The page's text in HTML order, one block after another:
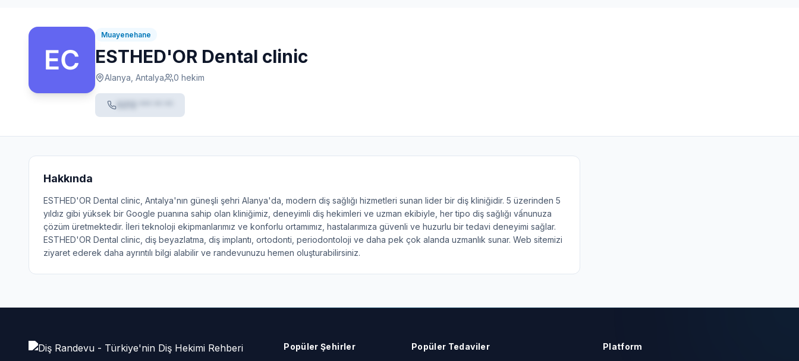
Muayenehane
ESTHED'OR Dental clinic
Alanya, Antalya 0 hekim
Hakkında
ESTHED'OR Dental clinic, Antalya'nın güneşli şehri Alanya'da, modern diş sağlığı hizmetleri sunan lider bir diş kliniğidir. 5 üzerinden 5
yıldız gibi yüksek bir Google puanına sahip olan kliniğimiz, deneyimli diş hekimleri ve uzman ekibiyle, her tipo diş sağlığı vấnunuza
çözüm üretmektedir. İleri teknoloji ekipmanlarımız ve konforlu ortamımız, hastalarımıza güvenli ve huzurlu bir tedavi deneyimi sağlar.
ESTHED'OR Dental clinic, diş beyazlatma, diş implantı, ortodonti, periodontoloji ve daha pek çok alanda uzmanlık sunar. Web sitemizi
ziyaret ederek daha ayrıntılı bilgi alabilir ve randevunuzu hemen oluşturabilirsiniz.
Popüler Şehirler Popüler Tedaviler Platform